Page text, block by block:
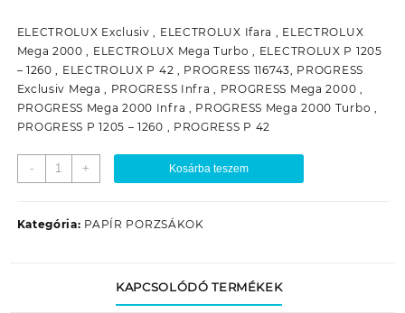
ELECTROLUX Exclusiv , ELECTROLUX Ifara , ELECTROLUX
Mega 2000 , ELECTROLUX Mega Turbo , ELECTROLUX P 1205
– 1260 , ELECTROLUX P 42 , PROGRESS 116743, PROGRESS
Exclusiv Mega , PROGRESS Infra , PROGRESS Mega 2000 ,
PROGRESS Mega 2000 Infra , PROGRESS Mega 2000 Turbo ,
PROGRESS P 1205 – 1260 , PROGRESS P 42
-
PSZ-
E2.1F
P
(5DB+1FILTER/TASAK)
+ Kosárba teszem
Kategória: PAPÍR PORZSÁKOK
KAPCSOLÓDÓ TERMÉKEK